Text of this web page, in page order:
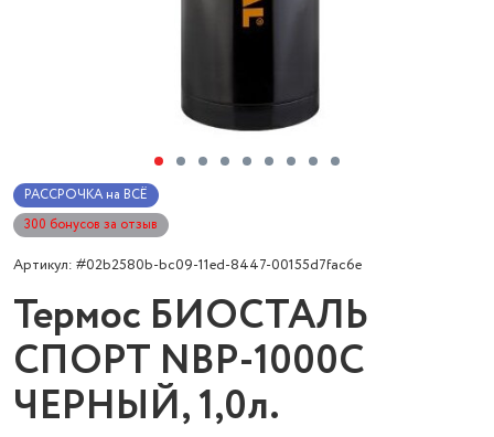
РАССРОЧКА на ВСЁ
300 бонусов за отзыв
Артикул: #02b2580b-bc09-11ed-8447-00155d7fac6e
Термос БИОСТАЛЬ
СПОРТ NBP-1000С
ЧЕРНЫЙ, 1,0л.